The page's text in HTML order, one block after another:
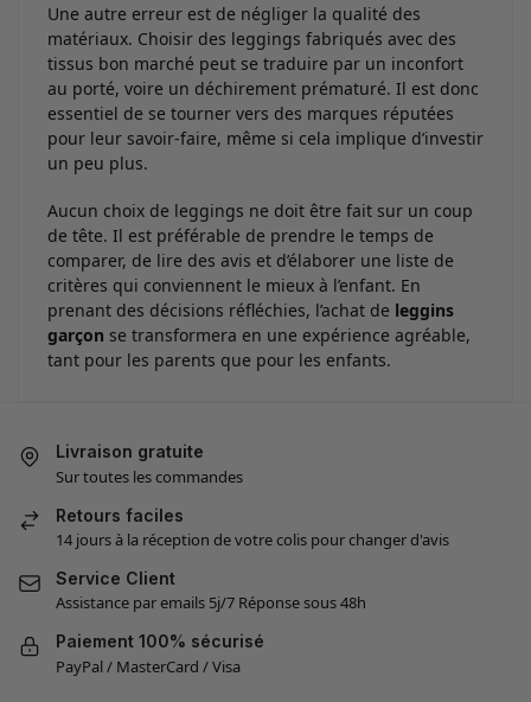
Une autre erreur est de négliger la qualité des
matériaux. Choisir des leggings fabriqués avec des
tissus bon marché peut se traduire par un inconfort
au porté, voire un déchirement prématuré. Il est donc
essentiel de se tourner vers des marques réputées
pour leur savoir-faire, même si cela implique d’investir
un peu plus.
Aucun choix de leggings ne doit être fait sur un coup
de tête. Il est préférable de prendre le temps de
comparer, de lire des avis et d’élaborer une liste de
critères qui conviennent le mieux à l’enfant. En
prenant des décisions réfléchies, l’achat de leggins
garçon se transformera en une expérience agréable,
tant pour les parents que pour les enfants.
Livraison gratuite
Sur toutes les commandes
Retours faciles
14 jours à la réception de votre colis pour changer d'avis
Service Client
Assistance par emails 5j/7 Réponse sous 48h
Paiement 100% sécurisé
PayPal / MasterCard / Visa